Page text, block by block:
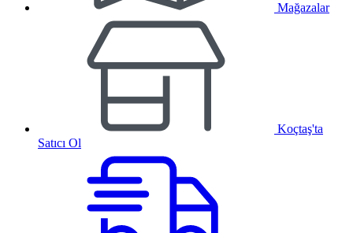
Mağazalar
Koçtaş'ta
Satıcı Ol